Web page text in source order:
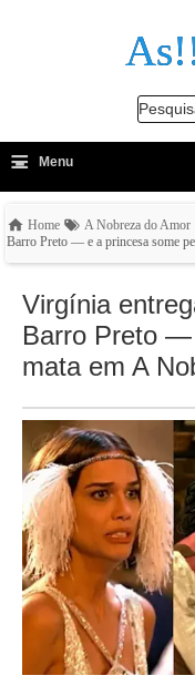
-
≡ Menu
Home A Nobreza do Amor
Barro Preto — e a princesa some
Virgínia
Barro Preto —
mata em A